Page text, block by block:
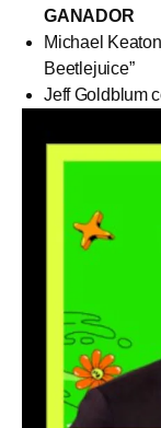
GANADOR
Michael
Beetlejuice”
Jeff Goldblum